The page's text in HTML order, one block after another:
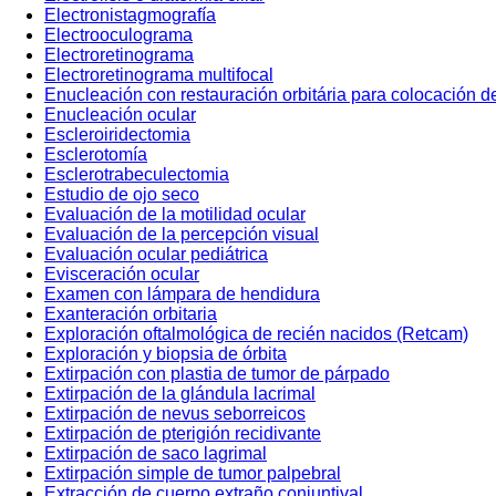
Electronistagmografía
Electrooculograma
Electroretinograma
Electroretinograma multifocal
Enucleación con restauración orbitária para colocación
Enucleación ocular
Escleroiridectomia
Esclerotomía
Esclerotrabeculectomia
Estudio de ojo seco
Evaluación de la motilidad ocular
Evaluación de la percepción visual
Evaluación ocular pediátrica
Evisceración ocular
Examen con lámpara de hendidura
Exanteración orbitaria
Exploración oftalmológica de recién nacidos (Retcam)
Exploración y biopsia de órbita
Extirpación con plastia de tumor de párpado
Extirpación de la glándula lacrimal
Extirpación de nevus seborreicos
Extirpación de pterigión recidivante
Extirpación de saco lagrimal
Extirpación simple de tumor palpebral